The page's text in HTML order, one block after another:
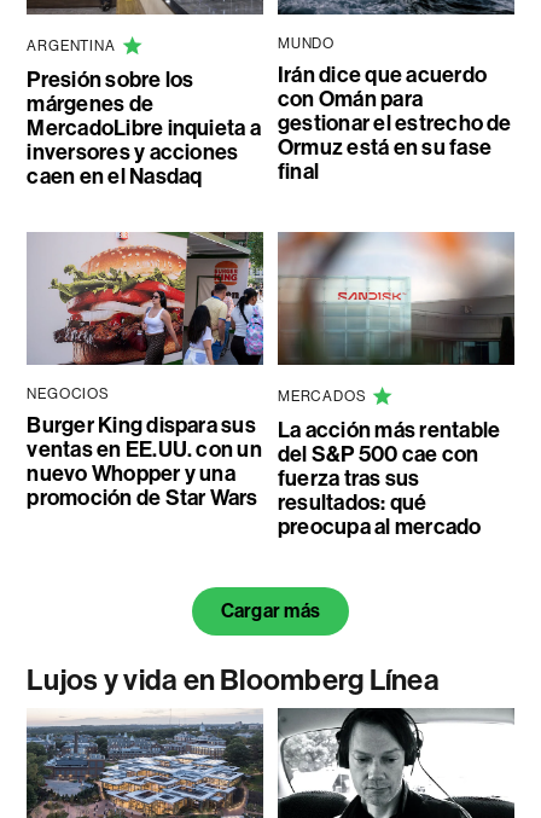
ARGENTINA
Presión sobre los
márgenes de
MercadoLibre inquieta a
inversores y acciones
caen en el Nasdaq
MUNDO
Irán dice que acuerdo
con Omán para
gestionar el estrecho de
Ormuz está en su fase
final
NEGOCIOS
Burger King dispara sus
ventas en EE.UU. con un
nuevo Whopper y una
promoción de Star Wars
MERCADOS
La acción más rentable
del S&P 500 cae con
fuerza tras sus
resultados: qué
preocupa al mercado
Cargar más
Lujos y vida en Bloomberg Línea